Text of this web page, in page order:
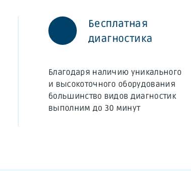
Бесплатная
диагностика
Благодаря наличию уникального
и высокоточного оборудования
большинство видов диагностик
выполним до 30 минут